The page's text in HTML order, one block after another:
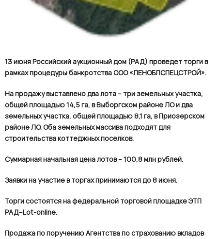
13 июня Российский аукционный дом (РАД) проведет торги в
рамках процедуры банкротства ООО «ЛЕНОБЛСПЕЦСТРОЙ».
На продажу выставлено два лота – три земельных участка,
общей площадью 14,5 га, в Выборгском районе ЛО и два
земельных участка, общей площадью 8,1 га, в Приозерском
районе ЛО. Оба земельных массива подходят для
строительства коттеджных поселков.
Суммарная начальная цена лотов – 100,8 млн рублей.
Заявки на участие в торгах принимаются до 8 июня.
Торги состоятся на федеральной торговой площадке ЭТП
РАД–Lot-online.
Продажа по поручению Агентства по страхованию вкладов